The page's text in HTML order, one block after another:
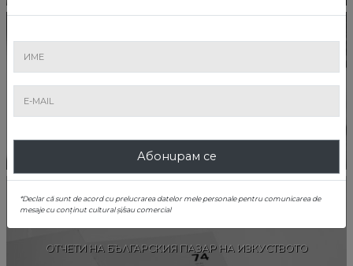
КАРИЕРИ
ОТЧЕТИ НА БЪЛГАРСКИЯ ПАЗАР НА ИЗКУСТВОТО
Абонирам се
*Declar că sunt de acord cu prelucrarea datelor mele personale pentru comunicarea de
mesaje cu conținut cultural și/sau comercial